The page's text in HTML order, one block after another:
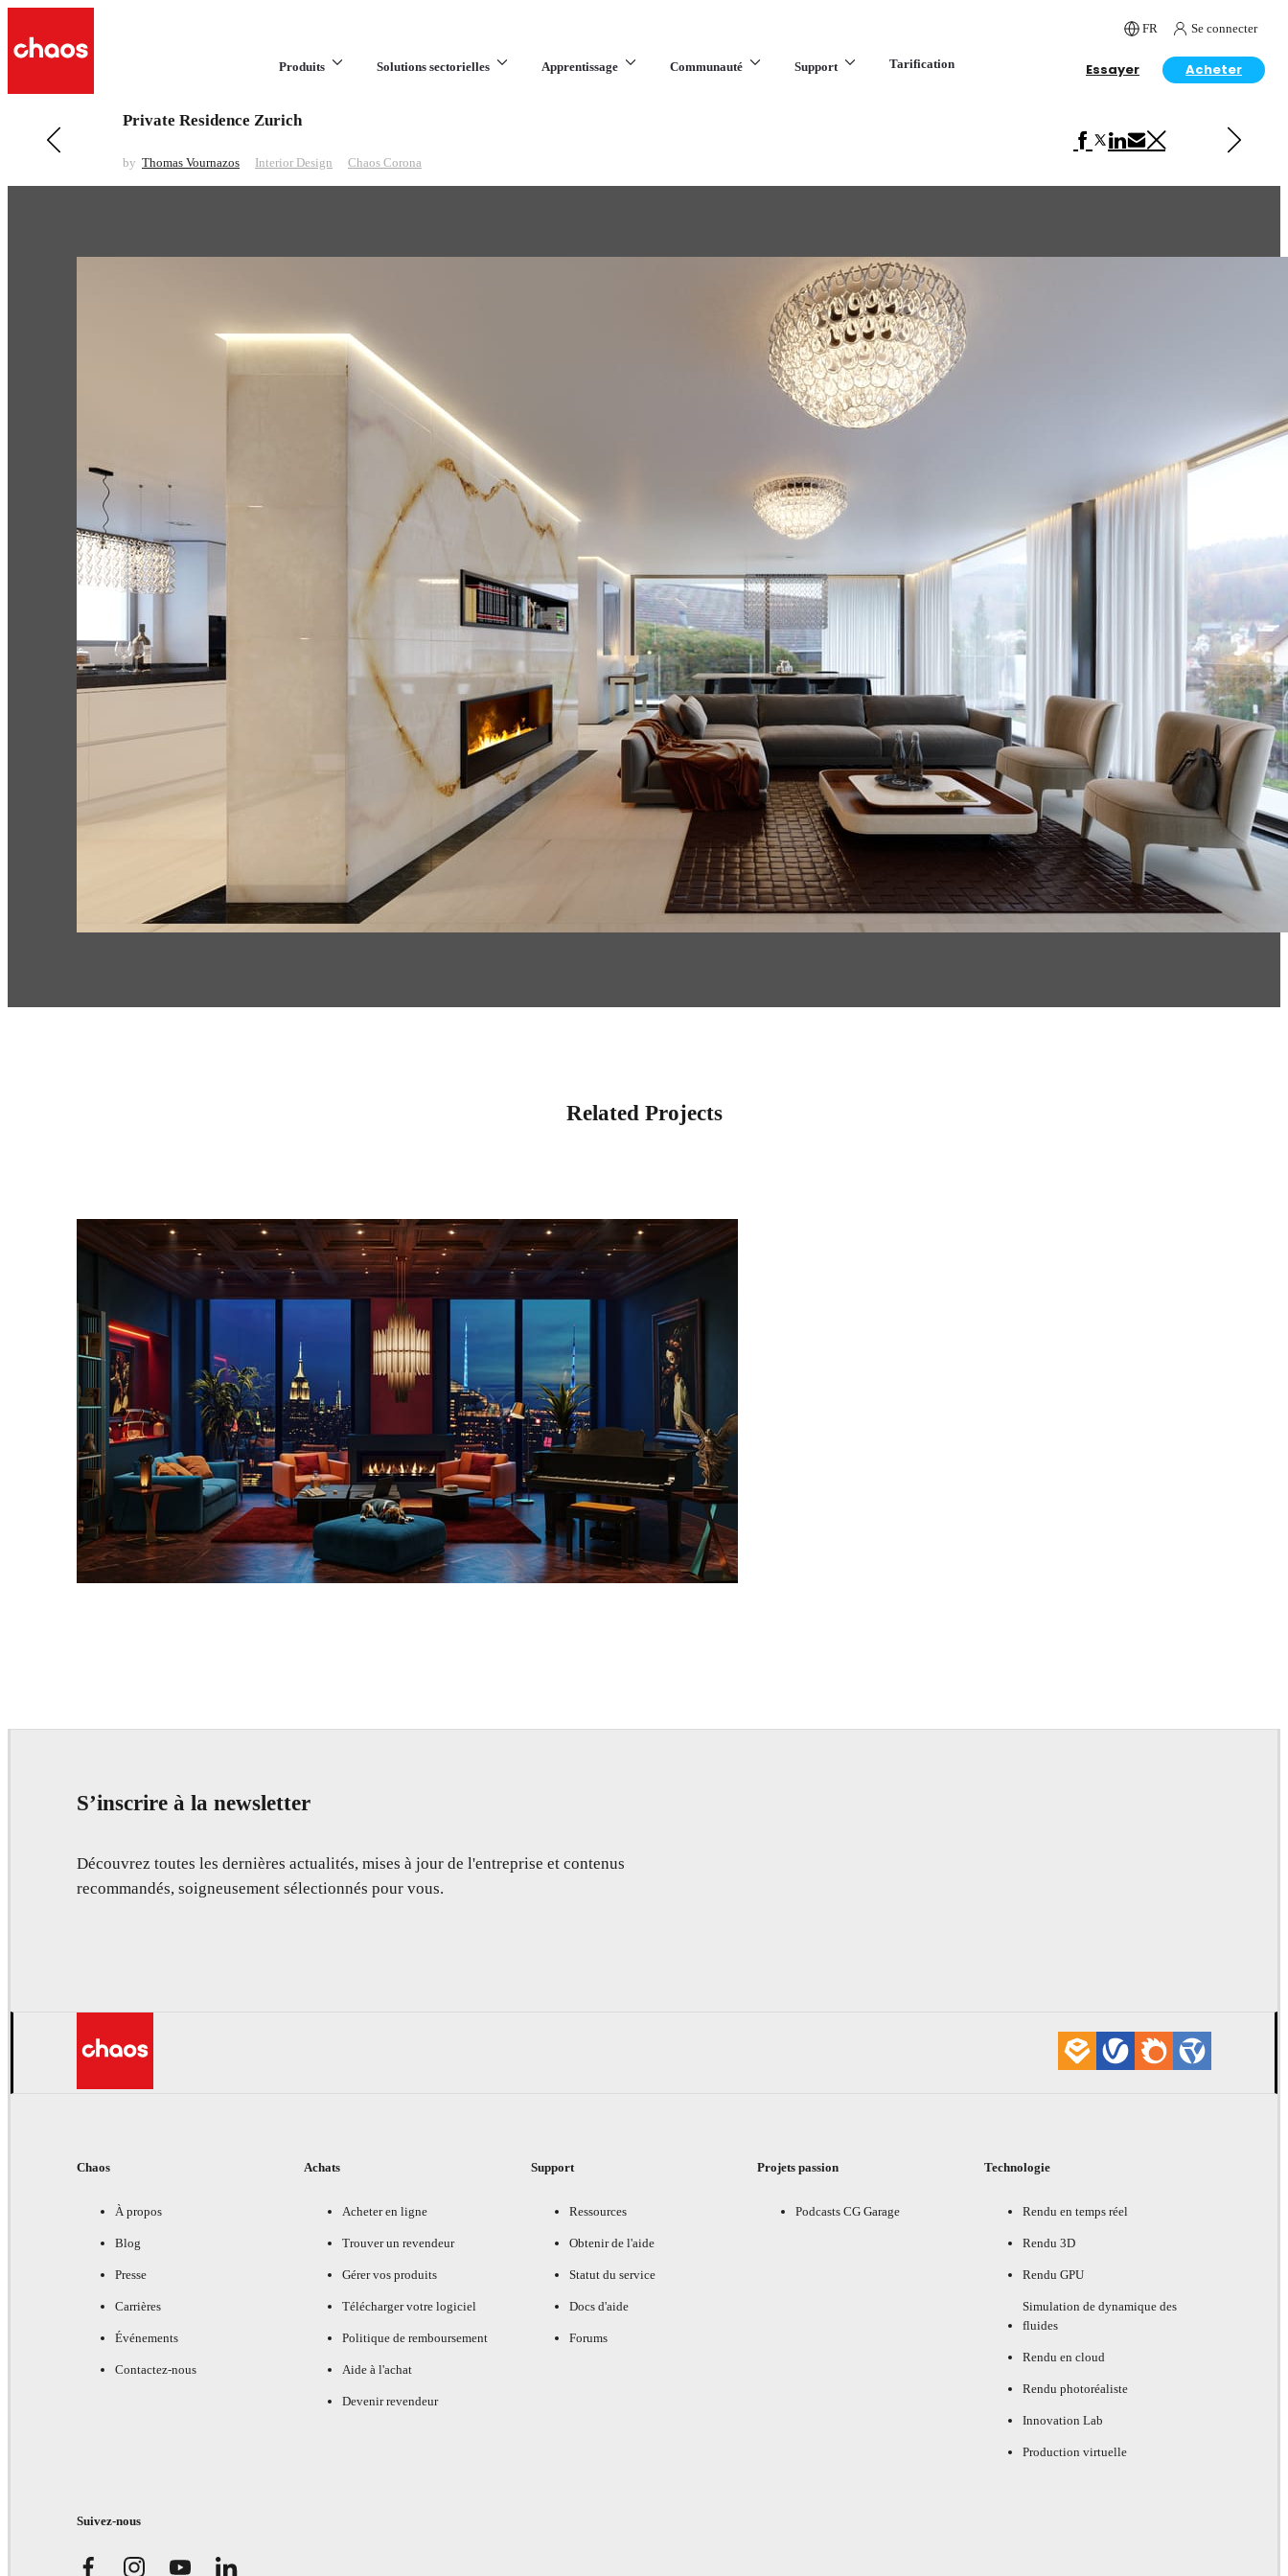
FR Se connecter
Produits Solutions sectorielles Apprentissage Communauté Support Tarification Essayer Acheter
Previous in Interior Design
Private Residence Zurich
by Thomas Vournazos Interior Design Chaos Corona
Gaggneau kitchen
Related Projects
S’inscrire à la newsletter
Découvrez toutes les dernières actualités, mises à jour de l'entreprise et contenus
recommandés, soigneusement sélectionnés pour vous.
Chaos
À propos
Blog
Presse
Carrières
Événements
Contactez-nous
Achats
Acheter en ligne
Trouver un revendeur
Gérer vos produits
Télécharger votre logiciel
Politique de remboursement
Aide à l'achat
Devenir revendeur
Support
Ressources
Obtenir de l'aide
Statut du service
Docs d'aide
Forums
Projets passion
Podcasts CG Garage
Technologie
Rendu en temps réel
Rendu 3D
Rendu GPU
Simulation de dynamique des
fluides
Rendu en cloud
Rendu photoréaliste
Innovation Lab
Production virtuelle
Suivez-nous